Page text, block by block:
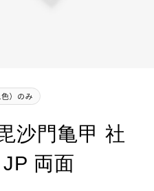
沙門亀甲 社
両面